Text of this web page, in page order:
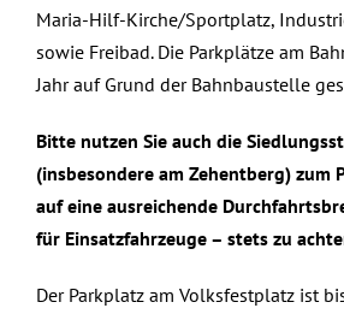
Maria-Hilf-Kirche/Sportplatz,
sowie Freibad. Die Parkplätze am
Jahr auf Grund der Bahnbaustelle
Bitte nutzen Sie auch die
(insbesondere am Zehentberg) zum
auf eine ausreichende
für Einsatzfahrzeuge – stets zu
Der Parkplatz am Volksfestplatz ist